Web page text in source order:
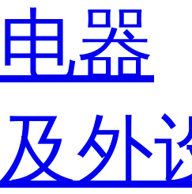
器
外